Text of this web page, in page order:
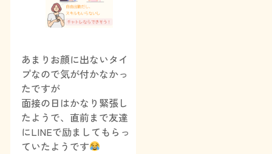
あまりお顔に出ないタイ
プなので気が付かなかっ
たですが
面接の日はかなり緊張し
たようで、直前まで友達
にLINEで励ましてもらっ
ていたようです